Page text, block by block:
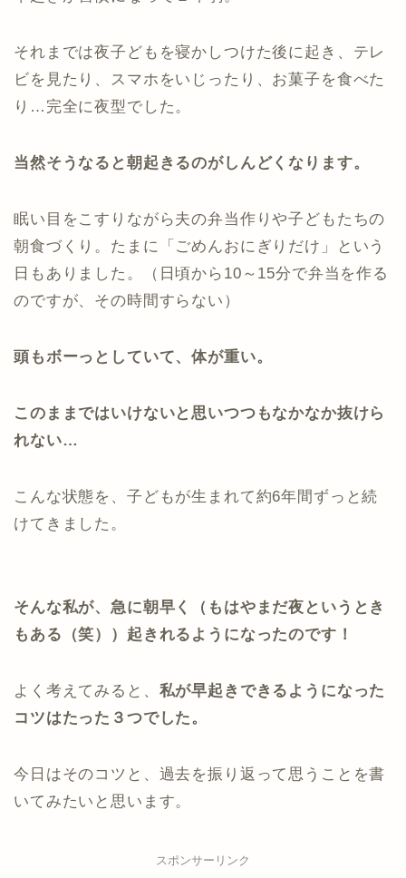
それまでは夜子どもを寝かしつけた後に起き、テレ
ビを見たり、スマホをいじったり、お菓子を食べた
り…完全に夜型でした。
当然そうなると朝起きるのがしんどくなります。
眠い目をこすりながら夫の弁当作りや子どもたちの
朝食づくり。たまに「ごめんおにぎりだけ」という
日もありました。（日頃から10～15分で弁当を作る
のですが、その時間すらない）
頭もボーっとしていて、体が重い。
このままではいけないと思いつつもなかなか抜けら
れない…
こんな状態を、子どもが生まれて約6年間ずっと続
けてきました。
そんな私が、急に朝早く（もはやまだ夜というとき
もある（笑））起きれるようになったのです！
よく考えてみると、 私が早起きできるようになった
コツはたった３つでした。
今日はそのコツと、過去を振り返って思うことを書
いてみたいと思います。
スポンサーリンク